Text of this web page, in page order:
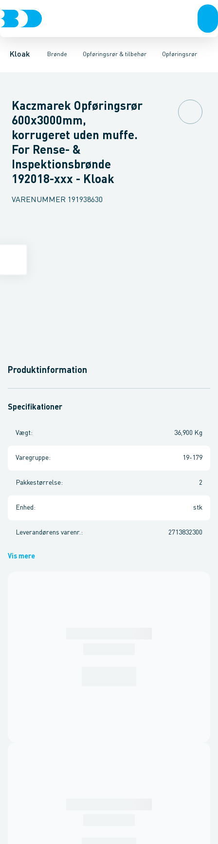
Kloak Brønde
Rør & fittingsBrønde BrøndgodsLinjeafvandingTanke,
Opføringsrør & tilbehør
Rense & inspektions brøndeOpføringsrør & tilbehør
Opføringsrør
OpføringsrørTætningsringeLågBundeMuffer Reduktioner
Kaczmarek Opføringsrør
600x3000mm,
korrugeret uden muffe.
For Rense- &
Inspektionsbrønde
192018-xxx - Kloak
VARENUMMER 191938630
Produktinformation
Specifikationer
Vægt: 36,900 Kg
Varegruppe: 19-179
Pakkestørrelse: 2
Enhed : stk
Leverandørens varenr. : 2713832300
Vis mere